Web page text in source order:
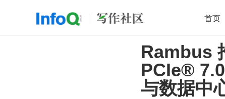
首页
开源 架构
团队管理
Rambus
PCIe®
与数据中